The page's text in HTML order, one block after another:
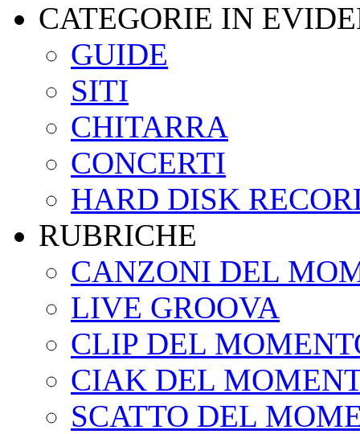
CATEGORIE IN
GUIDE
SITI
CHITARRA
CONCERTI
HARD DISK
RUBRICHE
CANZONI DEL
LIVE GROOVA
CLIP DEL
CIAK DEL
SCATTO DEL